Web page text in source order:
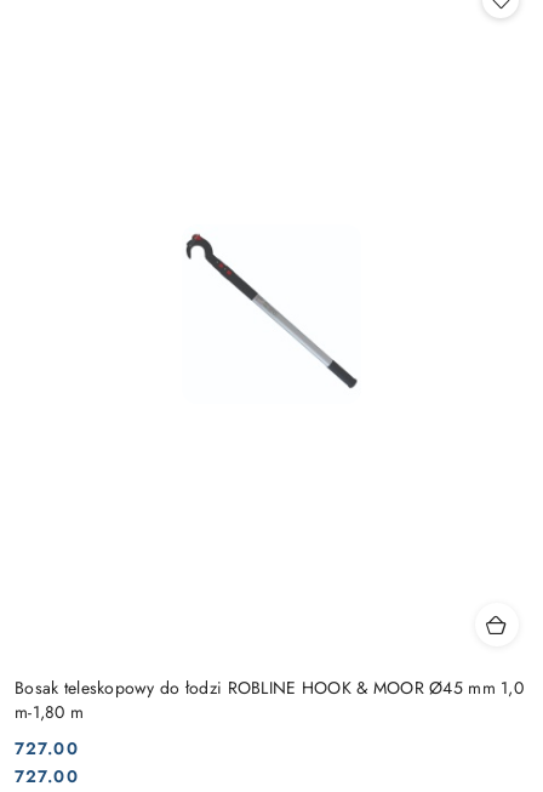
Bosak teleskopowy do łodzi ROBLINE HOOK & MOOR Ø45 mm 1,0
m-1,80 m
Cena:
727.00
Cena:
727.00